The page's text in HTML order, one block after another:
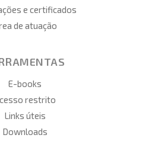
e certificados
de atuação
E-books
restrito
Links úteis
Downloads